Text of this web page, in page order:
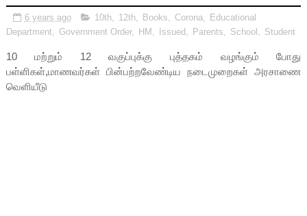
6 years ago 10th, 12th, Books Corona
Educational
Department
Government Order, HM Issued Parents School Student
10 மற்றும் 12 வகுப்புக்கு புத்தகம் வழங்கும் போது
பள்ளிகள்,மாணவர்கள் பின்பற்றவேண்டிய நடைமுறைகள் அரசாணை
வெளியீடு